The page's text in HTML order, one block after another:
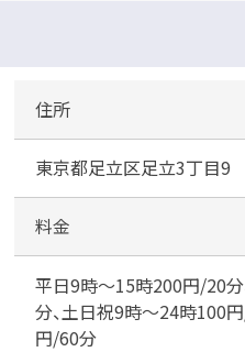
住所
東京都足立区足立3丁目9
料金
平日9時～15時200円/20
分、土日祝9時～24時100
円/60分